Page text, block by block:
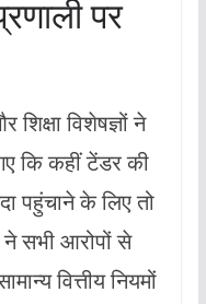
पर
विशेषज्ञों ने
कि कहीं टेंडर की
पहुंचाने के लिए तो
ने सभी आरोपों से
वित्तीय नियमों